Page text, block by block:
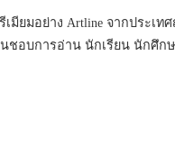
มอย่าง Artline จากประเทศ
ชอบการอ่าน นักเรียน นักศึก